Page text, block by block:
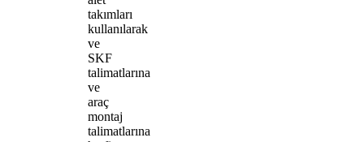
takımları
kullanılarak
ve
SKF
talimatlarına
ve
araç
montaj
talimatlarına